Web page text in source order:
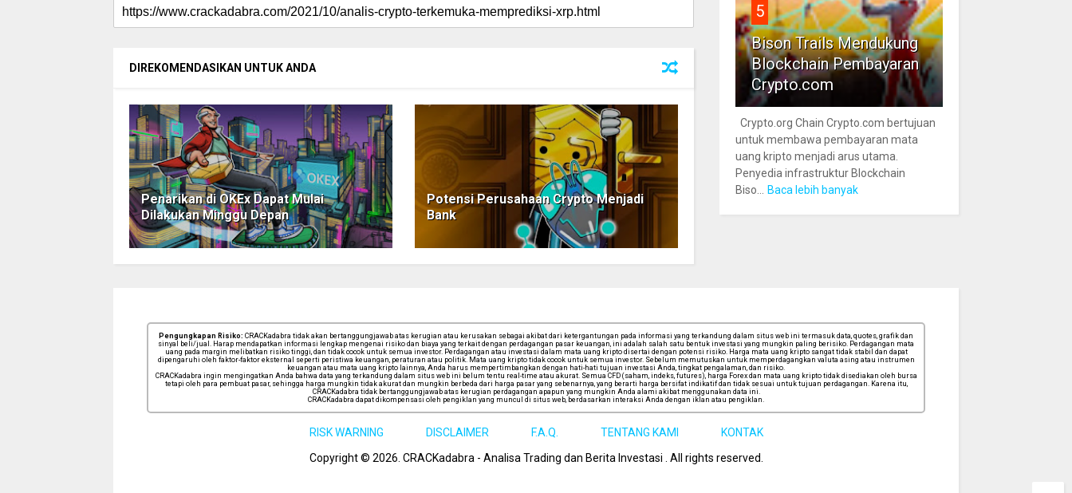
DIREKOMENDASIKAN UNTUK ANDA
Penarikan di OKEx Dapat Mulai
Dilakukan Minggu Depan
Potensi Perusahaan Crypto Menjadi
Bank
5
Bison Trails Mendukung
Blockchain Pembayaran
Crypto.com
Crypto.org Chain Crypto.com bertujuan
untuk membawa pembayaran mata
uang kripto menjadi arus utama.
Penyedia infrastruktur Blockchain
Biso...
Baca lebih banyak
Pengungkapan Risiko: CRACKadabra tidak akan bertanggungjawab atas kerugian atau kerusakan sebagai akibat dari ketergantungan pada informasi yang terkandung dalam situs web ini termasuk data, quotes, grafik dan
sinyal beli/jual. Harap mendapatkan informasi lengkap mengenai risiko dan biaya yang terkait dengan perdagangan pasar keuangan, ini adalah salah satu bentuk investasi yang mungkin paling berisiko. Perdagangan mata
uang pada margin melibatkan risiko tinggi, dan tidak cocok untuk semua investor. Perdagangan atau investasi dalam mata uang kripto disertai dengan potensi risiko. Harga mata uang kripto sangat tidak stabil dan dapat
dipengaruhi oleh faktor-faktor eksternal seperti peristiwa keuangan, peraturan atau politik. Mata uang kripto tidak cocok untuk semua investor. Sebelum memutuskan untuk memperdagangkan valuta asing atau instrumen
keuangan atau mata uang kripto lainnya, Anda harus mempertimbangkan dengan hati-hati tujuan investasi Anda, tingkat pengalaman, dan risiko.
CRACKadabra ingin mengingatkan Anda bahwa data yang terkandung dalam situs web ini belum tentu real-time atau akurat. Semua CFD (saham, indeks, futures), harga Forex dan mata uang kripto tidak disediakan oleh bursa
tetapi oleh para pembuat pasar, sehingga harga mungkin tidak akurat dan mungkin berbeda dari harga pasar yang sebenarnya, yang berarti harga bersifat indikatif dan tidak sesuai untuk tujuan perdagangan. Karena itu,
CRACKadabra tidak bertanggungjawab atas kerugian perdagangan apapun yang mungkin Anda alami akibat menggunakan data ini.
CRACKadabra dapat dikompensasi oleh pengiklan yang muncul di situs web, berdasarkan interaksi Anda dengan iklan atau pengiklan.
RISK WARNING DISCLAIMER F.A.Q. TENTANG KAMI
KONTAK
Copyright © 2026 . CRACKadabra - Analisa Trading dan Berita Investasi . All rights reserved.